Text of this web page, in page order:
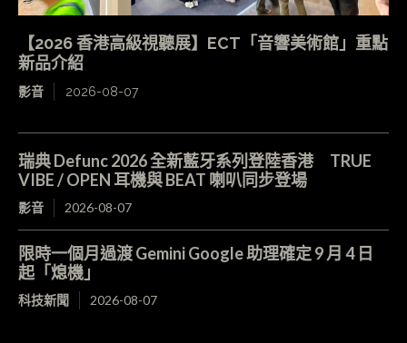
【2026 香港高級視聽展】ECT「音響美術館」重點
新品介紹
影音 2026-08-07
瑞典 Defunc 2026 全新藍牙系列登陸香港 TRUE
VIBE / OPEN 耳機與 BEAT 喇叭同步登場
影音 2026-08-07
限時一個月過渡 Gemini Google 助理確定 9 月 4 日
起「熄機」
科技新聞 2026-08-07